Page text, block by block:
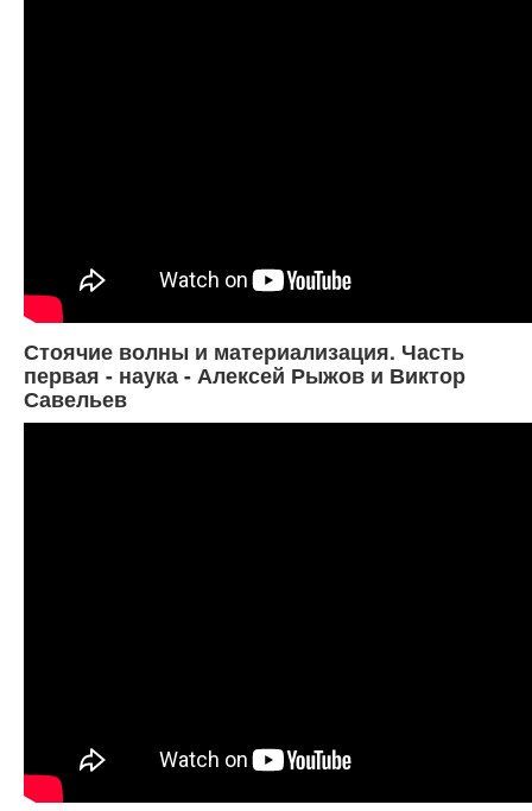
Стоячие волны и материализация. Часть
первая - наука - Алексей Рыжов и Виктор
Савельев